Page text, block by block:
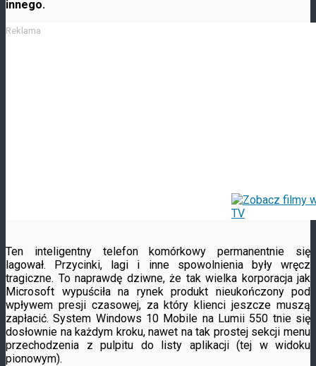
innego.
Reklama
Ten inteligentny telefon komórkowy permanentnie się
lagował. Przycinki, lagi i inne spowolnienia były wręcz
tragiczne. To naprawdę dziwne, że tak wielka korporacja jak
Microsoft wypuściła na rynek produkt nieukończony pod
wpływem presji czasowej, za który klienci jeszcze muszą
zapłacić. System Windows 10 Mobile na Lumii 550 tnie się
dosłownie na każdym kroku, nawet na tak prostej sekcji menu
przechodzenia z pulpitu do listy aplikacji (tej w widoku
pionowym).